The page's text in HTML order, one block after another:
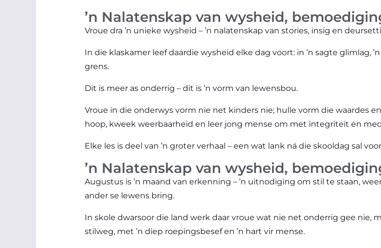
’n Nalatenskap van wysheid,
Vroue dra ’n unieke wysheid – ’n nalatenskap van stories, insig en
In die klaskamer leef daardie wysheid elke dag voort: in ’n sagte glimlag,
grens.
Dit is meer as onderrig – dit is ’n vorm van lewensbou.
Vroue in die onderwys vorm nie net kinders nie; hulle vorm die waardes
hoop, kweek weerbaarheid en leer jong mense om met integriteit en
Elke les is deel van ’n groter verhaal – een wat lank ná die skooldag sal
’n Nalatenskap van wysheid,
Augustus is ’n maand van erkenning – ’n uitnodiging om stil te staan,
ander se lewens bring.
In skole dwarsoor die land werk daar vroue wat nie net onderrig gee nie,
stilweg, met ’n diep roepingsbesef en ’n hart vir mense.